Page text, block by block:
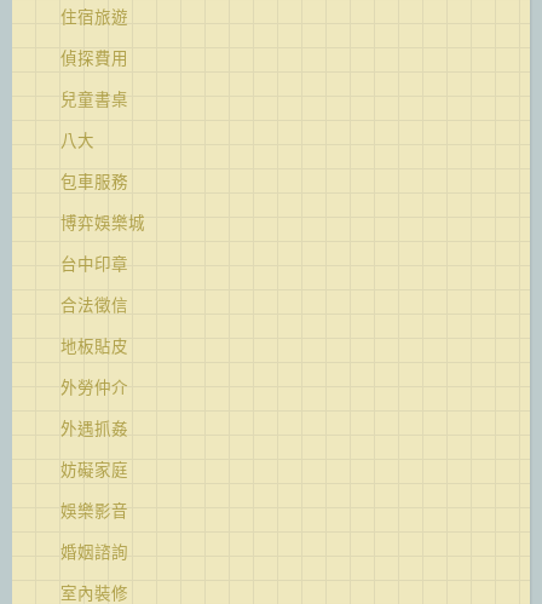
住宿旅遊
偵探費用
兒童書桌
八大
包車服務
博弈娛樂城
台中印章
合法徵信
地板貼皮
外勞仲介
外遇抓姦
妨礙家庭
娛樂影音
婚姻諮詢
室內裝修